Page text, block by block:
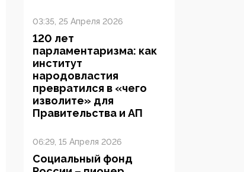
03:35, 25 Апреля 2026
120 лет
парламентаризма: как
институт
народовластия
превратился в «чего
изволите» для
Правительства и АП
06:29, 15 Апреля 2026
Социальный фонд